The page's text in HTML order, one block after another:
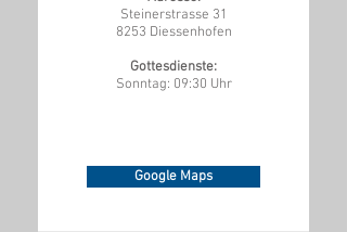
Steinerstrasse 31
8253 Diessenhofen
Gottesdienste:
Sonntag: 09:30 Uhr
Google Maps